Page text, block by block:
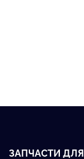
ЗАПЧАСТИ ДЛЯ